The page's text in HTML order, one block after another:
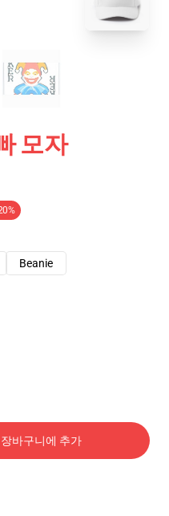
모자
Beanie
장바구니에 추가